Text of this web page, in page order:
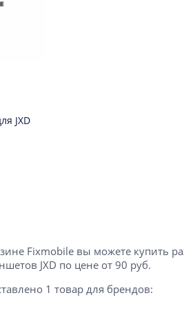
JXD
Fixmobile вы можете купить
JXD по цене от 90 руб.
1 товар для брендов: